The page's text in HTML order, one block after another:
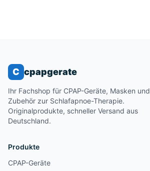
C cpapgerate
Ihr Fachshop für CPAP-Geräte, Masken und
Zubehör zur Schlafapnoe-Therapie.
Originalprodukte, schneller Versand aus
Deutschland.
Produkte
CPAP-Geräte